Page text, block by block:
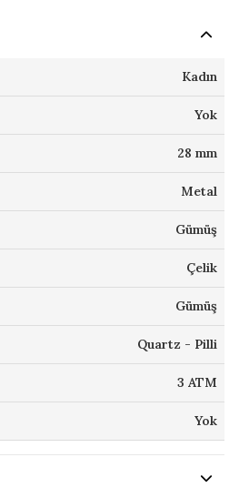
Kadın
Yok
28 mm
Metal
Gümüş
Çelik
Gümüş
Quartz - Pilli
3 ATM
Yok